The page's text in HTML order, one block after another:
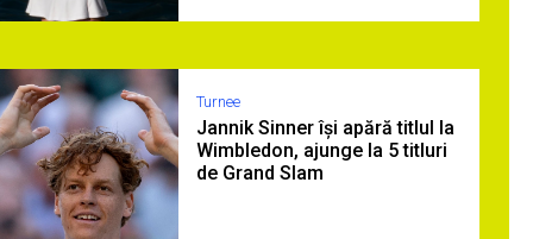
Turnee
Jannik Sinner își apără titlul la
Wimbledon, ajunge la 5 titluri
de Grand Slam